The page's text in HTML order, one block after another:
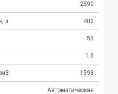
2590
л 402
55
1.6
1598
Автоматическая